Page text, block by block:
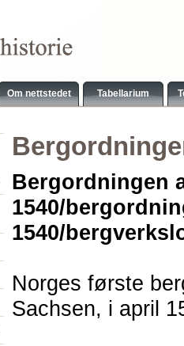
Om nettstedet Tabellarium
Bergordningen
1540/
1540/
Norges første
Sachsen, i april